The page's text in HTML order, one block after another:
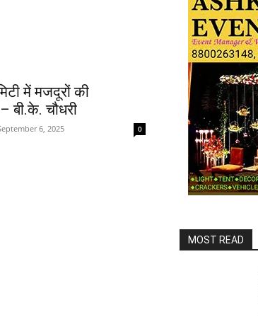
में मजदूरों की
बी.के. चौधरी
6, 2025 0
MOST READ